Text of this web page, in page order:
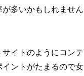
多いかもしれません
イトのようにコンテ
イントがたまるので女